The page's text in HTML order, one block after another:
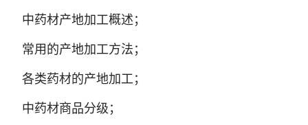
中药材产地加工概述；
常用的产地加工方法；
各类药材的产地加工；
中药材商品分级；